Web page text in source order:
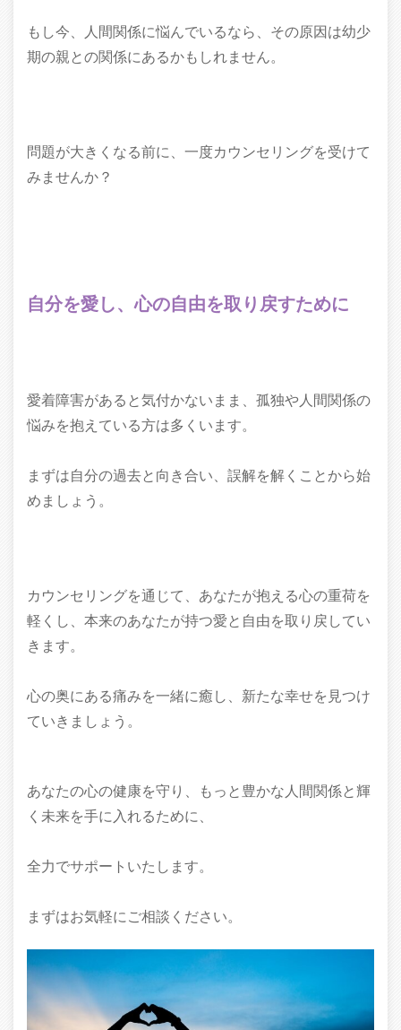
もし今、人間関係に悩んでいるなら、その原因は幼少
期の親との関係にあるかもしれません。
問題が大きくなる前に、一度カウンセリングを受けて
みませんか？
自分を愛し、心の自由を取り戻すために
愛着障害があると気付かないまま、孤独や人間関係の
悩みを抱えている方は多くいます。
まずは自分の過去と向き合い、誤解を解くことから始
めましょう。
カウンセリングを通じて、あなたが抱える心の重荷を
軽くし、本来のあなたが持つ愛と自由を取り戻してい
きます。
心の奥にある痛みを一緒に癒し、新たな幸せを見つけ
ていきましょう。
あなたの心の健康を守り、もっと豊かな人間関係と輝
く未来を手に入れるために、
全力でサポートいたします。
まずはお気軽にご相談ください。